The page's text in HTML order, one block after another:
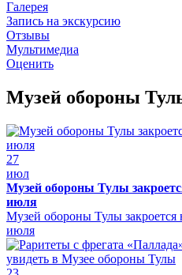
Галерея
Запись на экскурсию
Отзывы
Мультимедиа
Оценить
Музей обороны
27
июл
Музей обороны Тулы
июля
Музей обороны Тулы
июля